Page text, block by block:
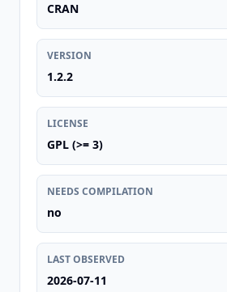
CRAN
VERSION
1.2.2
LICENSE
GPL (>= 3)
NEEDS COMPILATION
no
LAST OBSERVED
2026-07-11